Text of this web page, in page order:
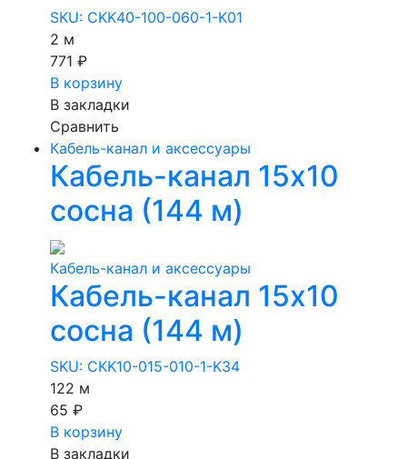
SKU: CKK40-100-060-1-K01
2 м
771 ₽
В корзину
В закладки
Сравнить
Кабель-канал и аксессуары
Кабель-канал 15х10
сосна (144 м)
Кабель-канал и аксессуары
Кабель-канал 15х10
сосна (144 м)
SKU: CKK10-015-010-1-K34
122 м
65 ₽
В корзину
В закладки